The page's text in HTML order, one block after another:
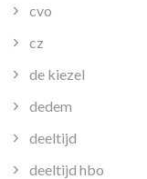
cvo
cz
de kiezel
dedem
deeltijd
deeltijd hbo